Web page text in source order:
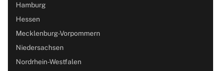
Hamburg
Hessen
Mecklenburg-Vorpommern
Niedersachsen
Nordrhein-Westfalen